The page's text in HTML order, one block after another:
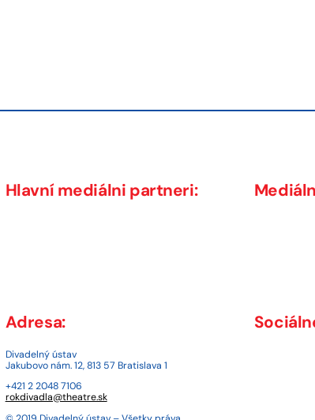
Hlavní mediálni partneri:
Adresa:
Divadelný ústav
Jakubovo nám. 12, 813 57 Bratislava 1
+421 2 2048 7106
rokdivadla@theatre.sk